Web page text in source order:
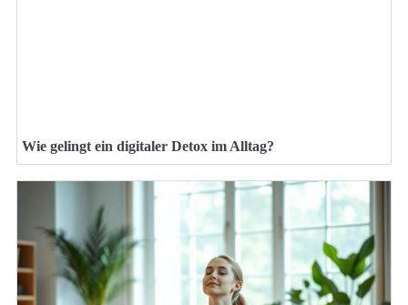
Wie gelingt ein digitaler Detox im Alltag?